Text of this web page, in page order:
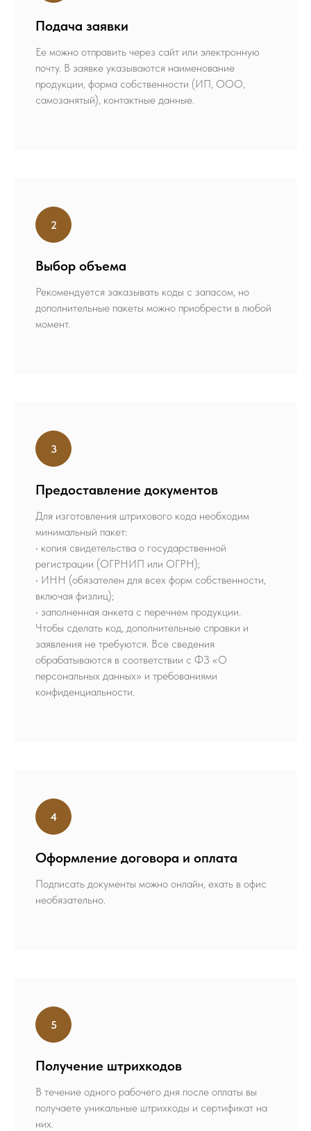
Подача заявки
Ее можно отправить через сайт или электронную
почту. В заявке указываются наименование
продукции, форма собственности (ИП, ООО,
самозанятый), контактные данные.
Выбор объема
Рекомендуется заказывать коды с запасом, но
дополнительные пакеты можно приобрести в любой
момент.
Предоставление документов
Для изготовления штрихового кода необходим
минимальный пакет:
• копия свидетельства о государственной
регистрации (ОГРНИП или ОГРН);
• ИНН (обязателен для всех форм собственности,
включая физлиц);
• заполненная анкета с перечнем продукции.
Чтобы сделать код, дополнительные справки и
заявления не требуются. Все сведения
обрабатываются в соответствии с ФЗ «О
персональных данных» и требованиями
конфиденциальности.
Оформление договора и оплата
Подписать документы можно онлайн, ехать в офис
необязательно.
Получение штрихкодов
В течение одного рабочего дня после оплаты вы
получаете уникальные штрихкоды и сертификат на
них.